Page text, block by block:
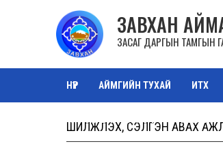
ЗАВХАН
ЗАСАГ ДАРГЫН ТАМГЫН
НҮҮР АЙМГИЙН ТУХАЙ ИТХ
ОРОН
ШИЛЖҮҮЛЭХ, СЭЛГЭН АВАХ